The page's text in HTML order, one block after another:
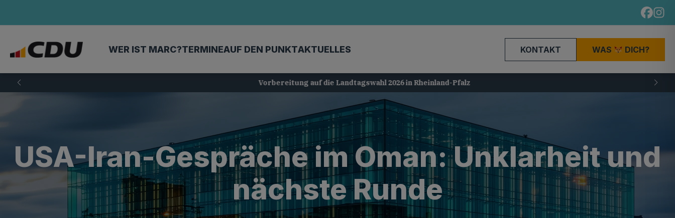
WER IST MARC?TERMINEAUF DEN PUNKTAKTUELLES KONTAKT WAS DICH?
Vorbereitung auf die Landtagswahl 2026 in Rheinland-Pfalz
USA-Iran-Gespräche im Oman: Unklarheit und
nächste Runde